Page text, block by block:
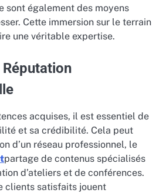
sont également des moyens
Cette immersion sur le terrain
une véritable expertise.
acquises, il est essentiel de
et sa crédibilité. Cela peut
d’un réseau professionnel, le
partage de contenus spécialisés
d’ateliers et de conférences.
clients satisfaits jouent